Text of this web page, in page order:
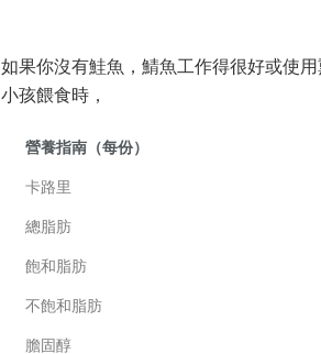
如果你沒有鮭魚，鯖魚工作得很好或使
小孩餵食時，
營養指南（每份）
卡路里
總脂肪
飽和脂肪
不飽和脂肪
膽固醇